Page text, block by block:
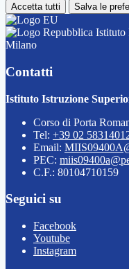
Accetta tutti Salva le
Istituto
Milano
Contatti
Istituto Istruzione
Corso di Porta
Tel: +39 02
Email:
PEC:
C.F.: 80104710159
Seguici su
Facebook
Youtube
Instagram